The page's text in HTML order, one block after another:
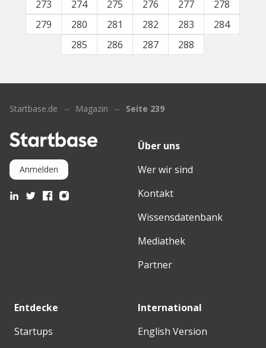
273
274 275 276 277
278
279
280 281 282 283
284
285
286 287 288
Startbase.de Magazin Seite 239
Anmelden
Über uns
Wer wir sind
Kontakt
Wissensdatenbank
Mediathek
Partner
Entdecke
Startups
International
English Version